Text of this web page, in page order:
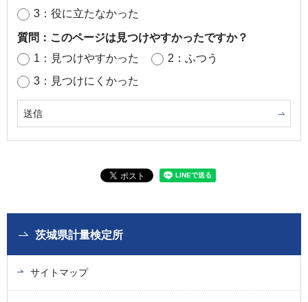
3：役に立たなかった
質問：このページは見つけやすかったですか？
1：見つけやすかった
2：ふつう
3：見つけにくかった
茨城県計量検定所
サイトマップ